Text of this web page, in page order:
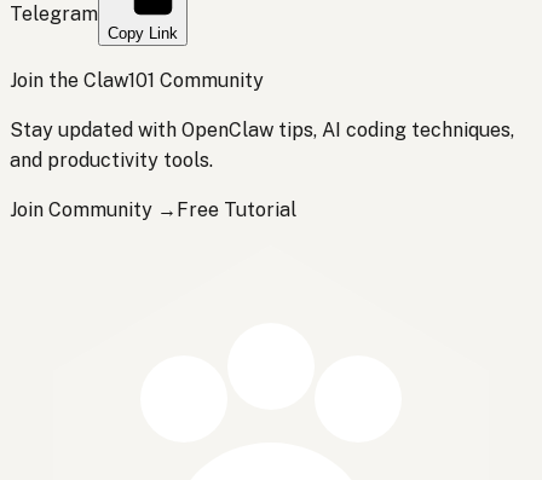
Telegram
Copy Link
Join the Claw101 Community
Stay updated with OpenClaw tips, AI coding techniques,
and productivity tools.
Join Community → Free Tutorial